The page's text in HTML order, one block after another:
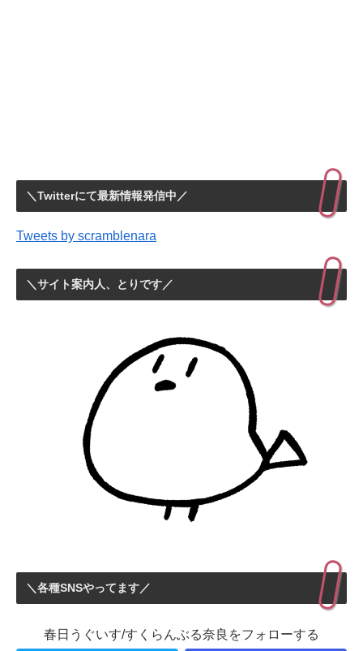
＼Twitterにて最新情報発信中／
Tweets by scramblenara
＼サイト案内人、とりです／
＼各種SNSやってます／
春日うぐいす/すくらんぶる奈良をフォローする